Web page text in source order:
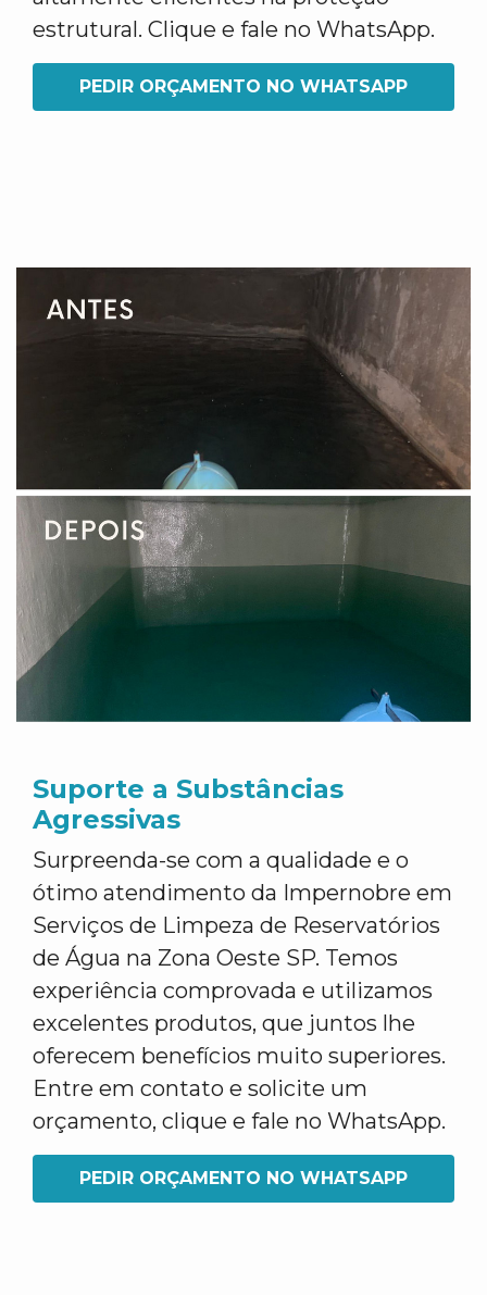
estrutural. Clique e fale no WhatsApp.
PEDIR ORÇAMENTO NO WHATSAPP
Suporte a Substâncias
Agressivas
Surpreenda-se com a qualidade e o
ótimo atendimento da Impernobre em
Serviços de Limpeza de Reservatórios
de Água na Zona Oeste SP. Temos
experiência comprovada e utilizamos
excelentes produtos, que juntos lhe
oferecem benefícios muito superiores.
Entre em contato e solicite um
orçamento, clique e fale no WhatsApp.
PEDIR ORÇAMENTO NO WHATSAPP